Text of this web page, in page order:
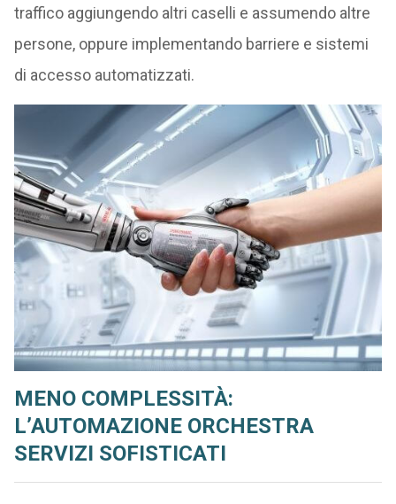
traffico aggiungendo altri caselli e assumendo altre
persone, oppure implementando barriere e sistemi
di accesso automatizzati.
MENO COMPLESSITÀ:
L’AUTOMAZIONE ORCHESTRA
SERVIZI SOFISTICATI